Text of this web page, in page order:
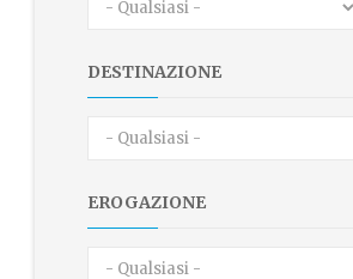
DESTINAZIONE
EROGAZIONE